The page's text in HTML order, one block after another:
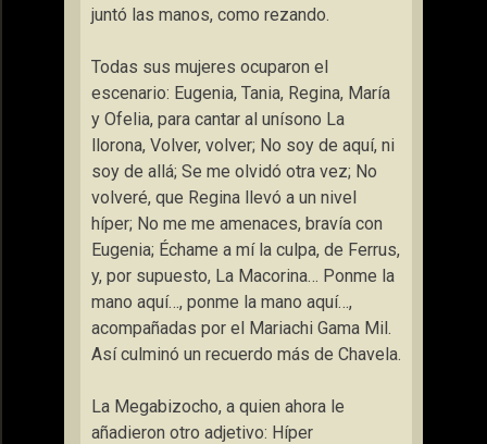
juntó las manos, como rezando.
Todas sus mujeres ocuparon el
escenario: Eugenia, Tania, Regina, María
y Ofelia, para cantar al unísono La
llorona, Volver, volver; No soy de aquí, ni
soy de allá; Se me olvidó otra vez; No
volveré, que Regina llevó a un nivel
híper; No me me amenaces, bravía con
Eugenia; Échame a mí la culpa, de Ferrus,
y, por supuesto, La Macorina… Ponme la
mano aquí…, ponme la mano aquí…,
acompañadas por el Mariachi Gama Mil.
Así culminó un recuerdo más de Chavela.
La Megabizocho, a quien ahora le
añadieron otro adjetivo: Híper